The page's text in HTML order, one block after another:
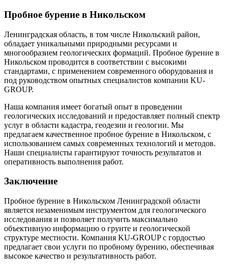
Пробное бурение в Никольском
Ленинградская область, в том числе Никольский район,
обладает уникальными природными ресурсами и
многообразием геологических формаций. Пробное бурение в
Никольском проводится в соответствии с высокими
стандартами, с применением современного оборудования и
под руководством опытных специалистов компании KU-
GROUP.
Наша компания имеет богатый опыт в проведении
геологических исследований и предоставляет полный спектр
услуг в области кадастра, геодезии и геологии. Мы
предлагаем качественное пробное бурение в Никольском, с
использованием самых современных технологий и методов.
Наши специалисты гарантируют точность результатов и
оперативность выполнения работ.
Заключение
Пробное бурение в Никольском Ленинградской области
является незаменимым инструментом для геологического
исследования и позволяет получить максимально
объективную информацию о грунте и геологической
структуре местности. Компания KU-GROUP с гордостью
предлагает свои услуги по пробному бурению, обеспечивая
высокое качество и результативность работ.